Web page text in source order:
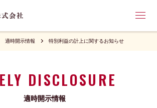
適時開示情報 特別利益の計上に関するお知らせ
DISCLOSURE
適時開示情報